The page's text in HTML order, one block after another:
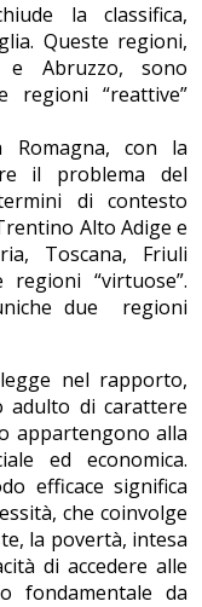
la classifica,
Queste regioni,
e Abruzzo, sono
regioni “reattive”
Romagna, con la
il problema del
di contesto
Alto Adige e
Toscana, Friuli
“virtuose”.
due regioni
nel rapporto,
adulto di carattere
appartengono alla
ed economica.
efficace significa
che coinvolge
la povertà, intesa
di accedere alle
fondamentale da